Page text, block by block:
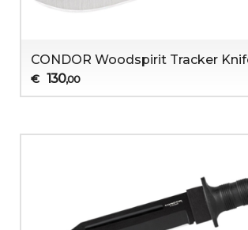
CONDOR Woodspirit Tracker
€ 130,00